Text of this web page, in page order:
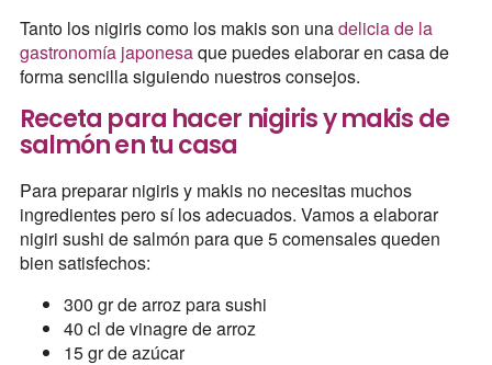
Tanto los nigiris como los makis son unadelicia de la
gastronomía japonesaque puedes elaborar en casa de
forma sencilla siguiendo nuestros consejos.
Receta para hacer nigiris y makis de
salmón en tu casa
Para preparar nigiris y makis no necesitas muchos
ingredientes pero sí los adecuados. Vamos a elaborar
nigiri sushi de salmón para que 5 comensales queden
bien satisfechos:
300 gr de arroz para sushi
40 cl de vinagre de arroz
15 gr de azúcar